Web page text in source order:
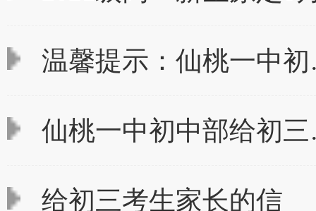
温馨提示：仙桃一中
仙桃一中初中部给初
给初三考生家长的信